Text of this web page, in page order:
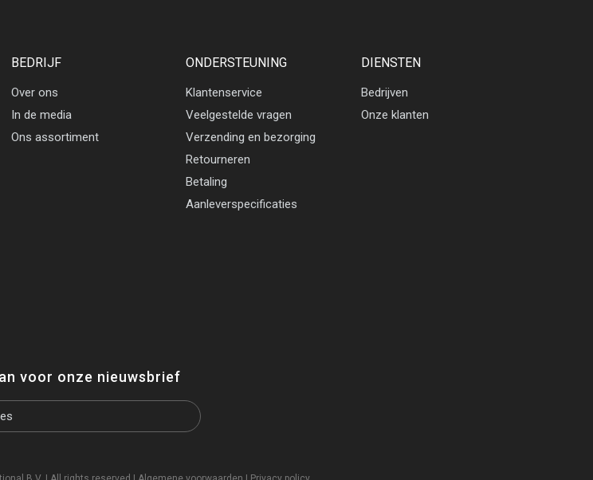
BEDRIJF
Over ons
In de media
Ons assortiment
ONDERSTEUNING
Klantenservice
Veelgestelde vragen
Verzending en bezorging
Retourneren
Betaling
Aanleverspecificaties
DIENSTEN
Bedrijven
Onze klanten
voor onze nieuwsbrief